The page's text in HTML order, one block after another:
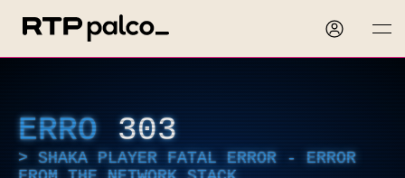
ERRO 303
SHAKA PLAYER FATAL ERROR - ERROR